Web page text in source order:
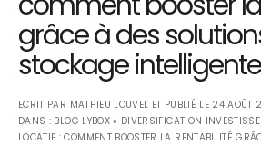
grâce à des
stockage
ECRIT PAR MATHIEU LOUVEL ET PUBLIÉ LE 24 AOÛT
DANS : BLOG LYBOX» DIVERSIFICATION
LOCATIF : COMMENT BOOSTER LA RENTABILITÉ